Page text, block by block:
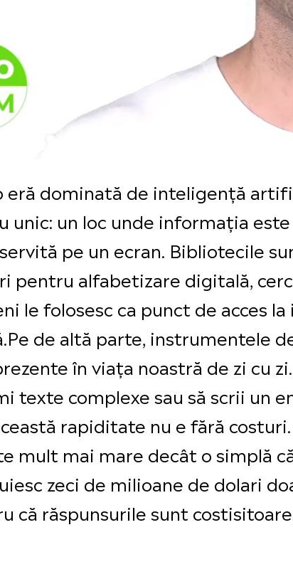
eră dominată de inteligență
unic: un loc unde informația
pe un ecran. Bibliotecile
pentru alfabetizare digitală,
le folosesc ca punct de acces
de altă parte, instrumentele
în viața noastră de zi cu
texte complexe sau să scrii un
rapiditate nu e fără
mult mai mare decât o simplă
zeci de milioane de dolari
că răspunsurile sunt